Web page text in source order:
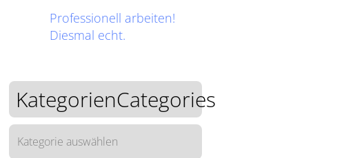
Professionell arbeiten!
Diesmal echt.
KategorienCategories
KategorienCategories